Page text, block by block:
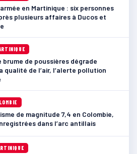
en Martinique : six personnes
plusieurs affaires à Ducos et
brume de poussières dégrade
qualité de l’air, l’alerte pollution
de magnitude 7,4 en Colombie,
dans l’arc antillais